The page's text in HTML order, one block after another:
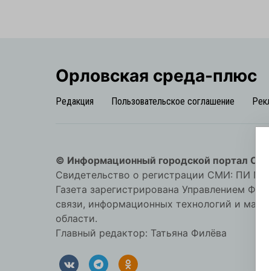
Орловская cреда-плюс
Редакция Пользовательское соглашение
© Информационный городской портал
Свидетельство о регистрации СМИ: ПИ
Газета зарегистрирована Управлением
связи, информационных технологий и
области.
Главный редактор: Татьяна Филёва